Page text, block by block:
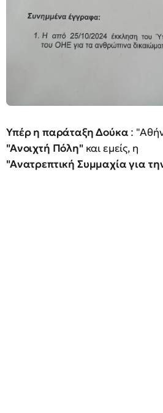
Υπέρ η παράταξη Δούκα :
"Ανοιχτή Πόλη"και εμείς, η
"Ανατρεπτική Συμμαχία για